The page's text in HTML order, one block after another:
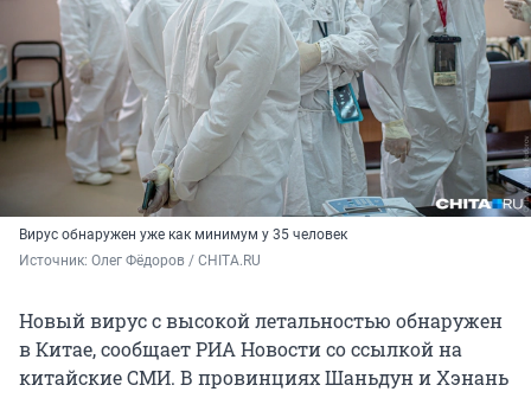
Вирус обнаружен уже как минимум у 35 человек
Источник: Олег Фёдоров / CHITA.RU
Новый вирус с высокой летальностью обнаружен
в Китае, сообщает РИА Новости со ссылкой на
китайские СМИ. В провинциях Шаньдун и Хэнань